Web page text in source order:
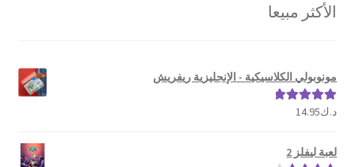
الأكثر مبيعا
مونوبولي الكلاسيكية - الإنجليزية ريفريش
تم التقييم
د.ك14.95
لعبة ليفلز 2